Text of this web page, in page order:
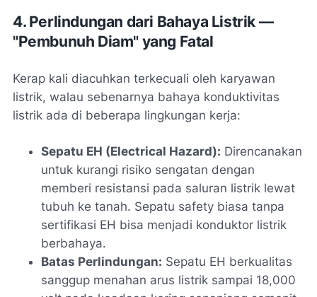
4. Perlindungan dari Bahaya Listrik —
"Pembunuh Diam" yang Fatal
Kerap kali diacuhkan terkecuali oleh karyawan
listrik, walau sebenarnya bahaya konduktivitas
listrik ada di beberapa lingkungan kerja:
Sepatu EH (Electrical Hazard): Direncanakan
untuk kurangi risiko sengatan dengan
memberi resistansi pada saluran listrik lewat
tubuh ke tanah. Sepatu safety biasa tanpa
sertifikasi EH bisa menjadi konduktor listrik
berbahaya.
Batas Perlindungan: Sepatu EH berkualitas
sanggup menahan arus listrik sampai 18,000